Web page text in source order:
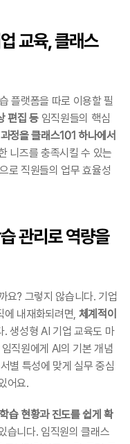
교육, 클래스
플랫폼을 따로 이용할 필
편집 등 임직원들의 핵심
정을 클래스101 하나에서
니즈를 충족시킬 수 있는
로 직원들의 업무 효율성
관리로 역량을
요? 그렇지 않습니다. 기업
에 내재화되려면, 체계적이
. 생성형 AI 기업 교육도 마
직원에게 AI의 기본 개념
별 특성에 맞게 실무 중심
어요.
습 현황과 진도를 쉽게 확
습니다. 임직원의 클래스